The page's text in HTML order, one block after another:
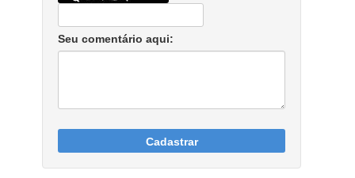
Seu comentário aqui:
Cadastrar